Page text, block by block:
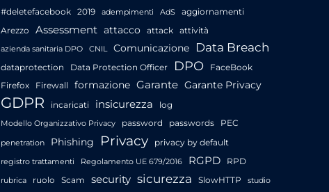
#deletefacebook 2019 adempimenti AdS
aggiornamenti
Arezzo
Assessment attacco attack attività
azienda sanitaria DPO CNIL Comunicazione Data Breach
dataprotection Data Protection Officer DPO
FaceBook
Firefox
Firewall formazione Garante Garante Privacy
GDPR incaricati insicurezza log
Modello Organizzativo Privacy password passwords PEC
penetration Phishing Privacy privacy by default
registro trattamenti Regolamento UE 679/2016 RGPD RPD
rubrica ruolo Scam security sicurezza SlowHTTP studio